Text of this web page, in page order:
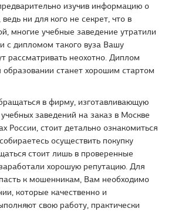
изучив информацию о
ведь ни для кого не секрет, что в
многие учебные заведение утратили
с дипломом такого вуза Вашу
рассматривать неохотно. Диплом
станет хорошим стартом
в фирму, изготавливающую
заведений на заказ в Москве
России, стоит детально ознакомиться
осуществить покупку
стоит лишь в проверенные
хорошую репутацию. Для
к мошенникам, Вам необходимо
которые качественно и
свою работу, практически